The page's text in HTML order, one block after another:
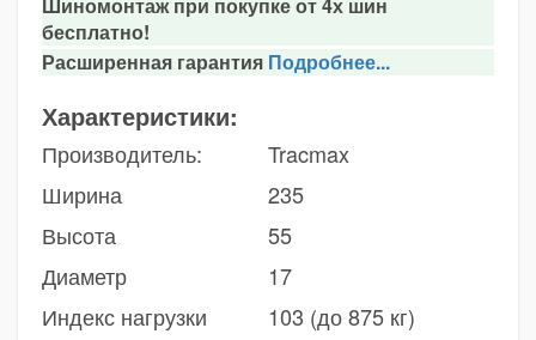
бесплатно!
Расширенная гарантия Подробнее...
Характеристики:
Производитель:
Tracmax
Ширина
235
Высота
55
Диаметр
17
Индекс нагрузки
103 (до 875 кг)